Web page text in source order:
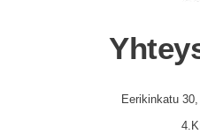
Eerikinkatu